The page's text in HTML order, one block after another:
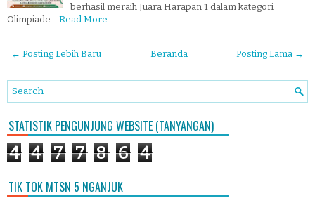
berhasil meraih Juara Harapan 1 dalam kategori
Olimpiade…
Read More
← Posting Lebih Baru Posting Lama →
Beranda
STATISTIK PENGUNJUNG WEBSITE (TANYANGAN)
4 4 7 7 8 6 4
TIK TOK MTSN 5 NGANJUK